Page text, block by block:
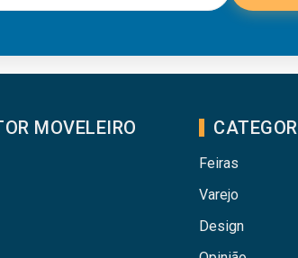
MOVELEIRO
Feiras
Varejo
Design